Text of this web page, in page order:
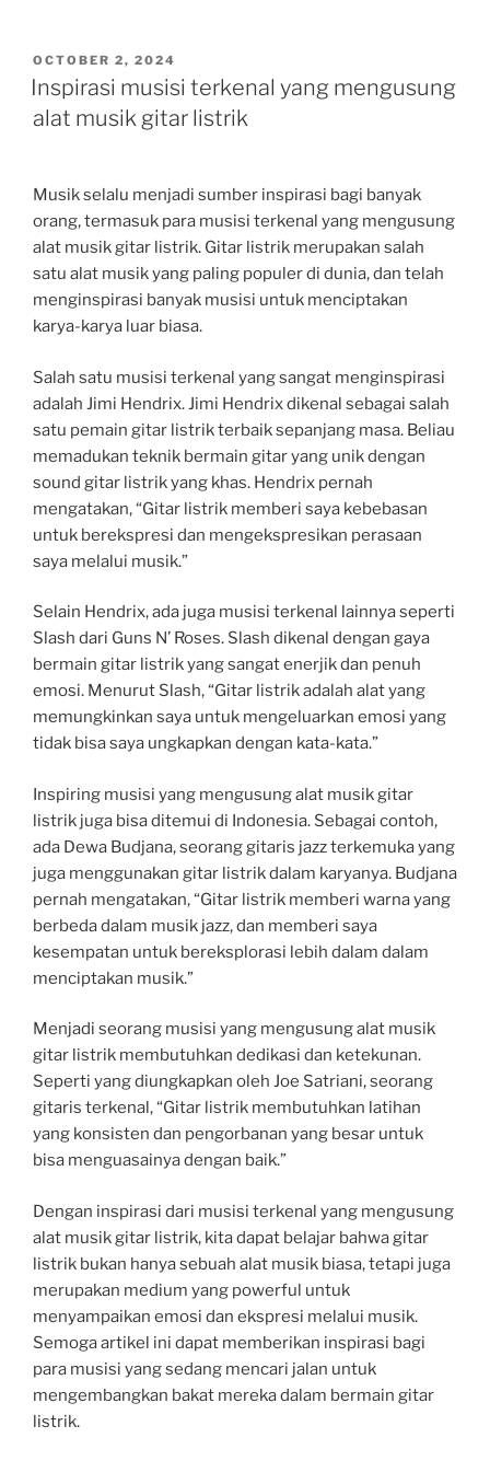
POSTED
ON
OCTOBER 2, 2024
Inspirasi musisi terkenal yang mengusung
alat musik gitar listrik
Musik selalu menjadi sumber inspirasi bagi banyak
orang, termasuk para musisi terkenal yang mengusung
alat musik gitar listrik. Gitar listrik merupakan salah
satu alat musik yang paling populer di dunia, dan telah
menginspirasi banyak musisi untuk menciptakan
karya-karya luar biasa.
Salah satu musisi terkenal yang sangat menginspirasi
adalah Jimi Hendrix. Jimi Hendrix dikenal sebagai salah
satu pemain gitar listrik terbaik sepanjang masa. Beliau
memadukan teknik bermain gitar yang unik dengan
sound gitar listrik yang khas. Hendrix pernah
mengatakan, “Gitar listrik memberi saya kebebasan
untuk berekspresi dan mengekspresikan perasaan
saya melalui musik.”
Selain Hendrix, ada juga musisi terkenal lainnya seperti
Slash dari Guns N’ Roses. Slash dikenal dengan gaya
bermain gitar listrik yang sangat enerjik dan penuh
emosi. Menurut Slash, “Gitar listrik adalah alat yang
memungkinkan saya untuk mengeluarkan emosi yang
tidak bisa saya ungkapkan dengan kata-kata.”
Inspiring musisi yang mengusung alat musik gitar
listrik juga bisa ditemui di Indonesia. Sebagai contoh,
ada Dewa Budjana, seorang gitaris jazz terkemuka yang
juga menggunakan gitar listrik dalam karyanya. Budjana
pernah mengatakan, “Gitar listrik memberi warna yang
berbeda dalam musik jazz, dan memberi saya
kesempatan untuk bereksplorasi lebih dalam dalam
menciptakan musik.”
Menjadi seorang musisi yang mengusung alat musik
gitar listrik membutuhkan dedikasi dan ketekunan.
Seperti yang diungkapkan oleh Joe Satriani, seorang
gitaris terkenal, “Gitar listrik membutuhkan latihan
yang konsisten dan pengorbanan yang besar untuk
bisa menguasainya dengan baik.”
Dengan inspirasi dari musisi terkenal yang mengusung
alat musik gitar listrik, kita dapat belajar bahwa gitar
listrik bukan hanya sebuah alat musik biasa, tetapi juga
merupakan medium yang powerful untuk
menyampaikan emosi dan ekspresi melalui musik.
Semoga artikel ini dapat memberikan inspirasi bagi
para musisi yang sedang mencari jalan untuk
mengembangkan bakat mereka dalam bermain gitar
listrik.